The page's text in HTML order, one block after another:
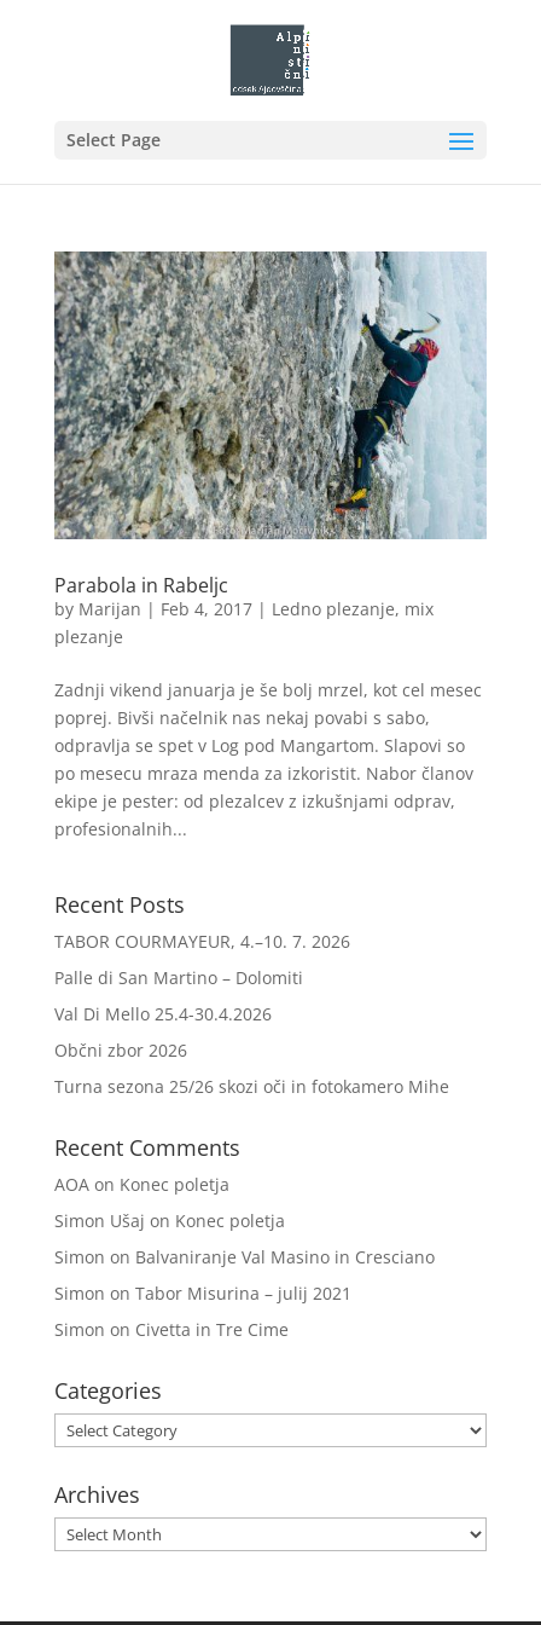
Select Page
Parabola in Rabeljc
by Marijan | Feb 4, 2017| Ledno plezanje, mix
plezanje
Zadnji vikend januarja je še bolj mrzel, kot cel mesec
poprej. Bivši načelnik nas nekaj povabi s sabo,
odpravlja se spet v Log pod Mangartom. Slapovi so
po mesecu mraza menda za izkoristit. Nabor članov
ekipe je pester: od plezalcev z izkušnjami odprav,
profesionalnih...
Recent Posts
TABOR COURMAYEUR, 4.–10. 7. 2026
Palle di San Martino – Dolomiti
Val Di Mello 25.4-30.4.2026
Občni zbor 2026
Turna sezona 25/26 skozi oči in fotokamero Mihe
Recent Comments
AOAon Konec poletja
Simon Ušaj on Konec poletja
Simon on Balvaniranje Val Masino in Cresciano
Simon on Tabor Misurina – julij 2021
Simon on Civetta in Tre Cime
Categories
Categories
Archives
Archives